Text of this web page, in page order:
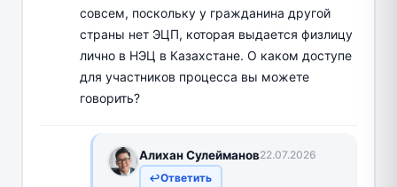
совсем, поскольку у гражданина другой
страны нет ЭЦП, которая выдается физлицу
лично в НЭЦ в Казахстане. О каком доступе
для участников процесса вы можете
говорить?
Алихан Сулейманов22.07.2026
Ответить